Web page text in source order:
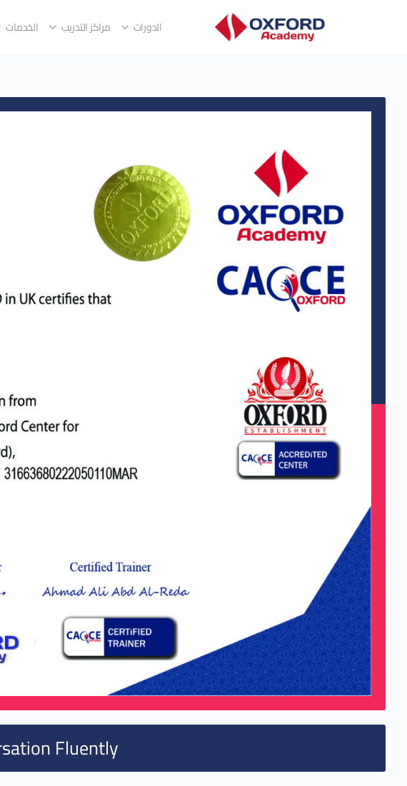
الدورات مراكز التدريب الخدمات
Fluently